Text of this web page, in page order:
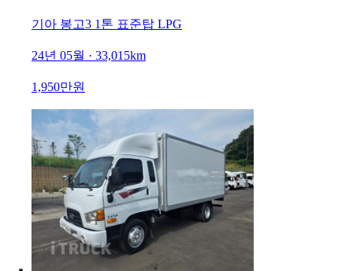
기아 봉고3 1톤 표준탑 LPG
24년 05월 · 33,015km
1,950만원